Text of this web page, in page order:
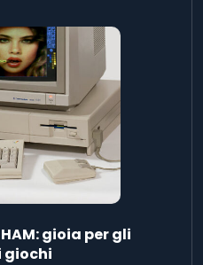
gioia per gli
giochi